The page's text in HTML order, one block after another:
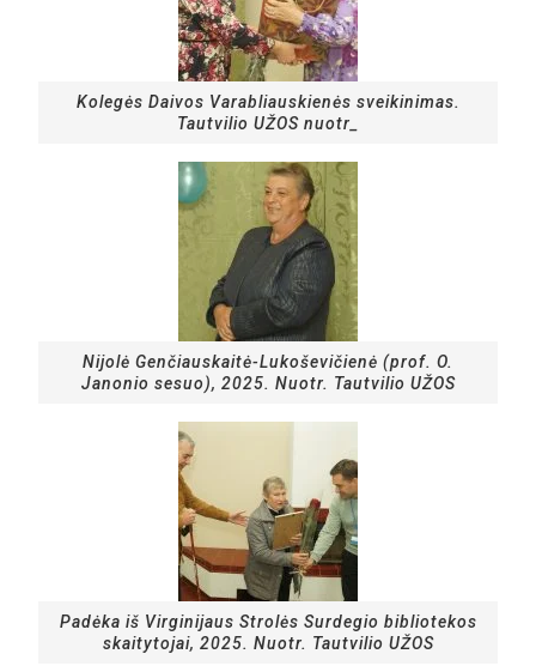
Kolegės Daivos Varabliauskienės sveikinimas.
Tautvilio UŽOS nuotr_
Nijolė Genčiauskaitė-Lukoševičienė (prof. O.
Janonio sesuo), 2025. Nuotr. Tautvilio UŽOS
Padėka iš Virginij‏aus Strolės Surdegio bibliotekos
skaitytojai, 2025. Nuotr. Tautvilio UŽOS